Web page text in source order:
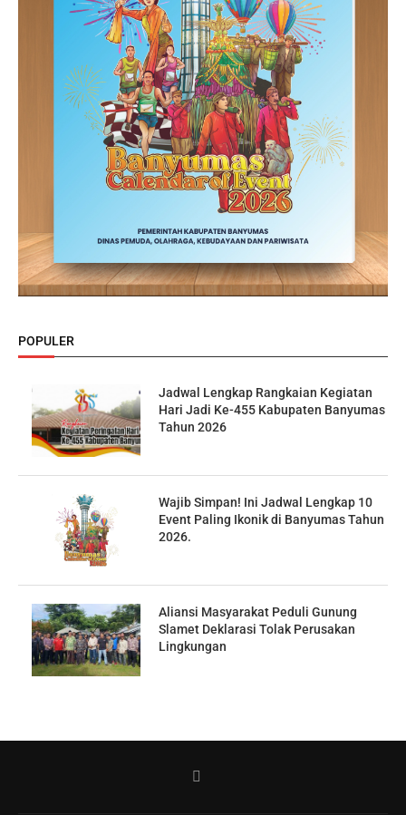
POPULER
Jadwal Lengkap Rangkaian Kegiatan
Hari Jadi Ke-455 Kabupaten Banyumas
Tahun 2026
Wajib Simpan! Ini Jadwal Lengkap 10
Event Paling Ikonik di Banyumas Tahun
2026.
Aliansi Masyarakat Peduli Gunung
Slamet Deklarasi Tolak Perusakan
Lingkungan